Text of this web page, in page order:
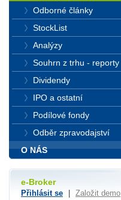
Odborné články
StockList
Analýzy
Souhrn z trhu - reporty
Dividendy
IPO a ostatní
Podílové fondy
Odběr zpravodajství
O NÁS
e-Broker
Přihlásit se Založit demo